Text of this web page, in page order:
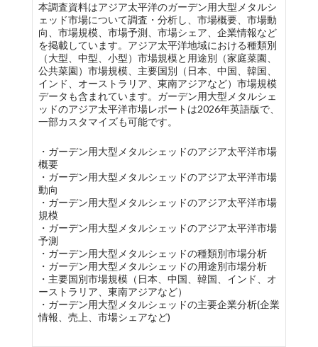
本調査資料はアジア太平洋のガーデン用大型メタルシ
ェッド市場について調査・分析し、市場概要、市場動
向、市場規模、市場予測、市場シェア、企業情報など
を掲載しています。アジア太平洋地域における種類別
（大型、中型、小型）市場規模と用途別（家庭菜園、
公共菜園）市場規模、主要国別（日本、中国、韓国、
インド、オーストラリア、東南アジアなど）市場規模
データも含まれています。ガーデン用大型メタルシェ
ッドのアジア太平洋市場レポートは2026年英語版で、
一部カスタマイズも可能です。
・ガーデン用大型メタルシェッドのアジア太平洋市場
概要
・ガーデン用大型メタルシェッドのアジア太平洋市場
動向
・ガーデン用大型メタルシェッドのアジア太平洋市場
規模
・ガーデン用大型メタルシェッドのアジア太平洋市場
予測
・ガーデン用大型メタルシェッドの種類別市場分析
・ガーデン用大型メタルシェッドの用途別市場分析
・主要国別市場規模（日本、中国、韓国、インド、オ
ーストラリア、東南アジアなど）
・ガーデン用大型メタルシェッドの主要企業分析(企業
情報、売上、市場シェアなど)